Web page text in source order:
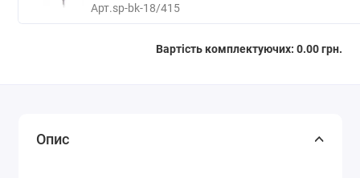
Арт.sp-bk-18/415
Вартість комплектуючих: 0.00 грн.
Опис